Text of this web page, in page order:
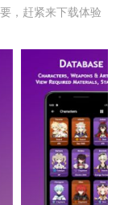
，赶紧来下载体验